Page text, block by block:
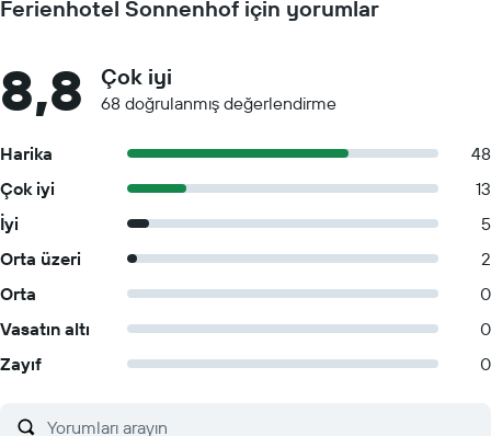
Ferienhotel Sonnenhof için yorumlar
8,8 Çok iyi
68 doğrulanmış değerlendirme
Harika
48
Çok iyi
13
İyi
5
Orta üzeri
2
Orta
0
Vasatın altı
0
Zayıf
0